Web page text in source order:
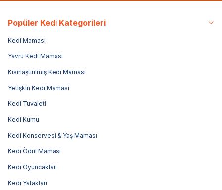
Popüler Kedi Kategorileri
Kedi Maması
Yavru Kedi Maması
Kısırlaştırılmış Kedi Maması
Yetişkin Kedi Maması
Kedi Tuvaleti
Kedi Kumu
Kedi Konservesi & Yaş Maması
Kedi Ödül Maması
Kedi Oyuncakları
Kedi Yatakları